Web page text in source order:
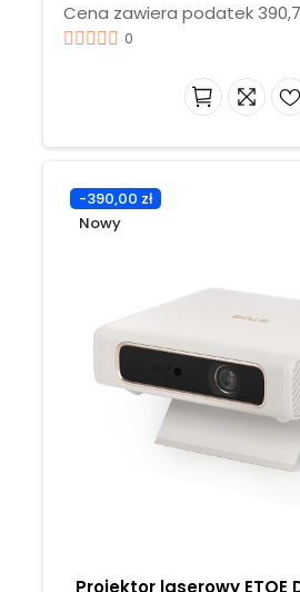
Cena zawiera podatek
0
-390,00 zł
Nowy
Projektor laserowy ETOE